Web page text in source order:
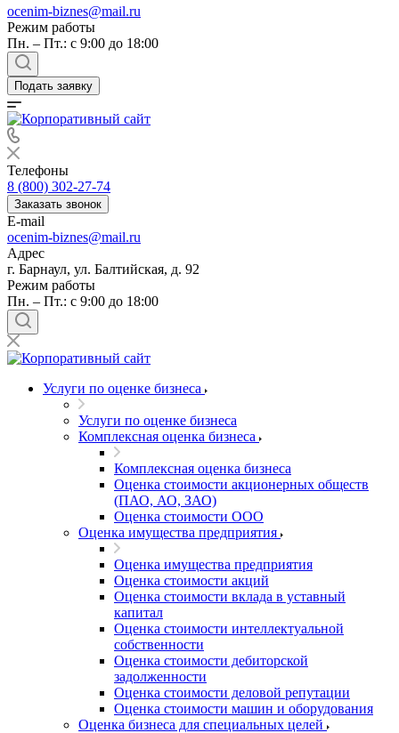
ocenim-biznes@mail.ru
Режим работы
Пн. – Пт.: с 9:00 до 18:00
Подать заявку
Телефоны
8 (800) 302-27-74
Заказать звонок
E-mail
ocenim-biznes@mail.ru
Адрес
г. Барнаул, ул. Балтийская, д. 92
Режим работы
Пн. – Пт.: с 9:00 до 18:00
Услуги по оценке бизнеса
Услуги по оценке бизнеса
Комплексная оценка бизнеса
Комплексная оценка бизнеса
Оценка стоимости акционерных обществ
(ПАО, АО, ЗАО)
Оценка стоимости ООО
Оценка имущества предприятия
Оценка имущества предприятия
Оценка стоимости акций
Оценка стоимости вклада в уставный
капитал
Оценка стоимости интеллектуальной
собственности
Оценка стоимости дебиторской
задолженности
Оценка стоимости деловой репутации
Оценка стоимости машин и оборудования
Оценка бизнеса для специальных целей